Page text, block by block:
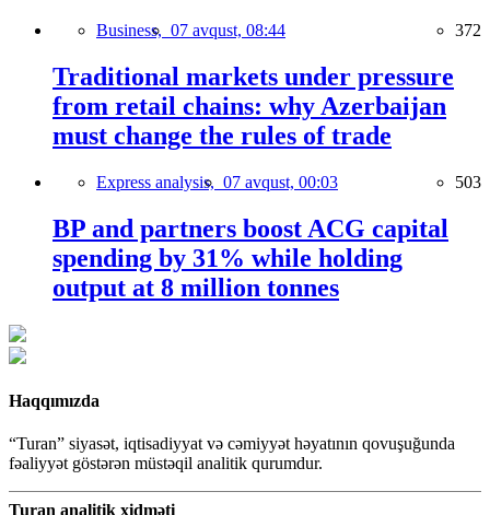
Business, 07 avqust, 08:44 372
Traditional markets under pressure
from retail chains: why Azerbaijan
must change the rules of trade
Express analysis, 07 avqust, 00:03 503
BP and partners boost ACG capital
spending by 31% while holding
output at 8 million tonnes
Haqqımızda
“Turan” siyasət, iqtisadiyyat və cəmiyyət həyatının qovuşuğunda
fəaliyyət göstərən müstəqil analitik qurumdur.
Turan analitik xidməti